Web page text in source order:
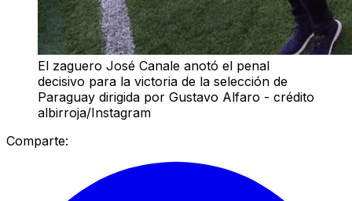
El zaguero José Canale anotó el penal
decisivo para la victoria de la selección de
Paraguay dirigida por Gustavo Alfaro - crédito
albirroja/Instagram
Comparte: